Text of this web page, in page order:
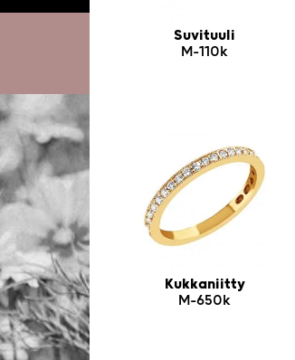
Suvituuli
M-110k
Kukkaniitty
M-650k